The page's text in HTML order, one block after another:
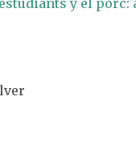
y el porc: